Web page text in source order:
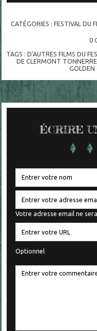
CATÉGORIES :FESTIVAL DU
0
TAGS : D'AUTRES FILMS DU
DE CLERMONT TONNERRE
GOLDEN
ÉCRIRE
Votre adresse email ne
Optionnel